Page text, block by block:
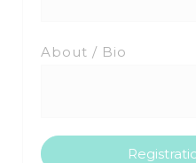
About / Bio